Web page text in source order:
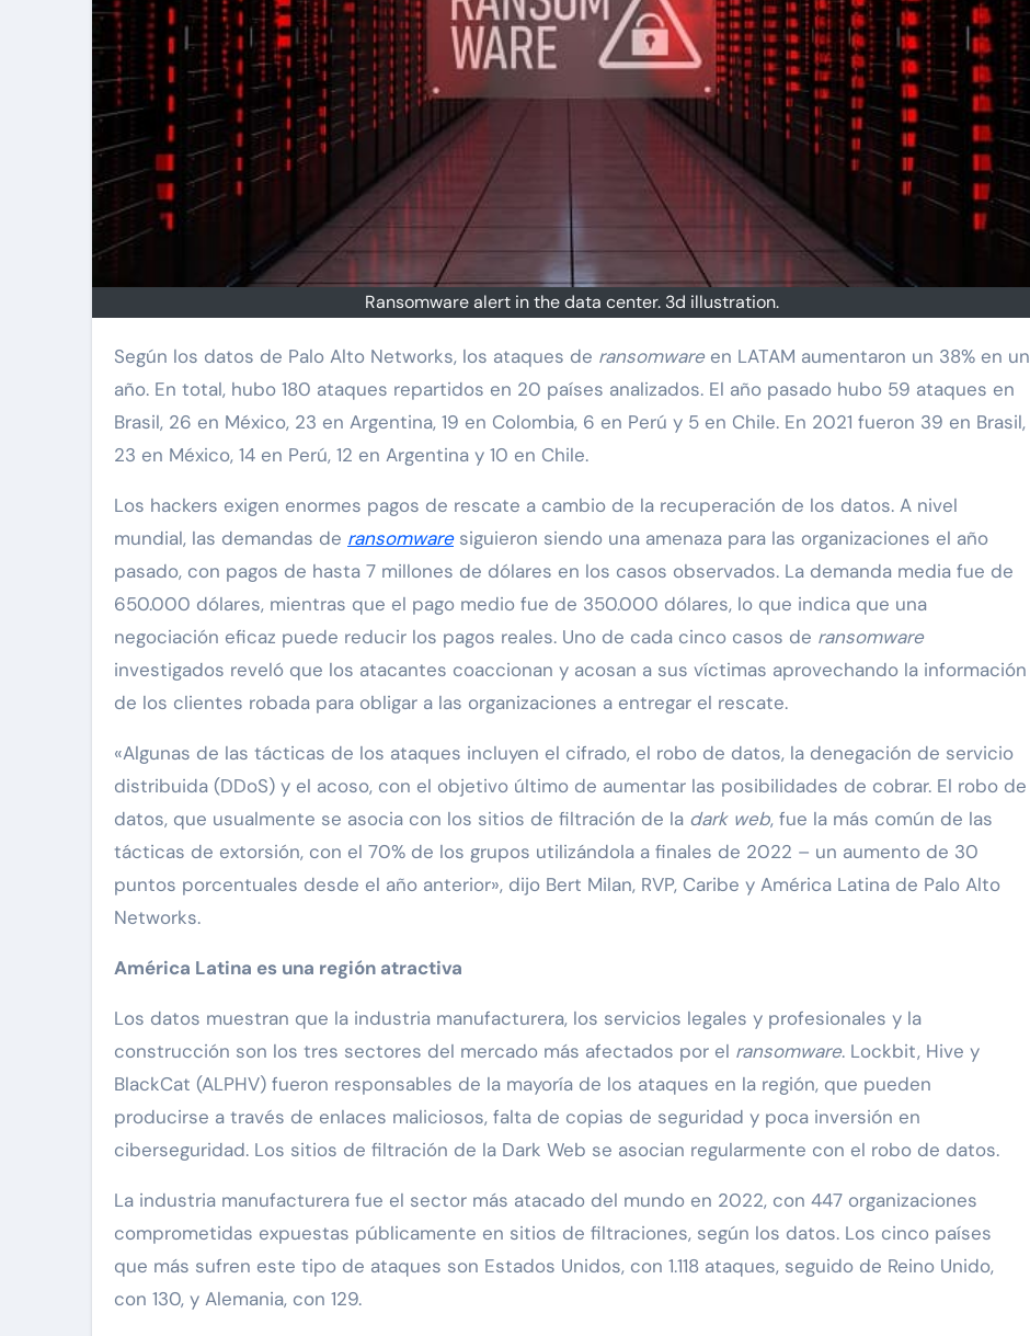
Ransomware alert in the data center. 3d illustration.
Según los datos de Palo Alto Networks, los ataques de ransomwareen LATAM aumentaron un 38% en un
año. En total, hubo 180 ataques repartidos en 20 países analizados. El año pasado hubo 59 ataques en
Brasil, 26 en México, 23 en Argentina, 19 en Colombia, 6 en Perú y 5 en Chile. En 2021 fueron 39 en Brasil,
23 en México, 14 en Perú, 12 en Argentina y 10 en Chile.
Los hackers exigen enormes pagos de rescate a cambio de la recuperación de los datos. A nivel
mundial, las demandas de ransomwaresiguieron siendo una amenaza para las organizaciones el año
pasado, con pagos de hasta 7 millones de dólares en los casos observados. La demanda media fue de
650.000 dólares, mientras que el pago medio fue de 350.000 dólares, lo que indica que una
negociación eficaz puede reducir los pagos reales. Uno de cada cinco casos de ransomware
investigados reveló que los atacantes coaccionan y acosan a sus víctimas aprovechando la información
de los clientes robada para obligar a las organizaciones a entregar el rescate.
«Algunas de las tácticas de los ataques incluyen el cifrado, el robo de datos, la denegación de servicio
distribuida (DDoS) y el acoso, con el objetivo último de aumentar las posibilidades de cobrar. El robo de
datos, que usualmente se asocia con los sitios de filtración de la dark web, fue la más común de las
tácticas de extorsión, con el 70% de los grupos utilizándola a finales de 2022 – un aumento de 30
puntos porcentuales desde el año anterior», dijo Bert Milan, RVP, Caribe y América Latina de Palo Alto
Networks.
América Latina es una región atractiva
Los datos muestran que la industria manufacturera, los servicios legales y profesionales y la
construcción son los tres sectores del mercado más afectados por el ransomware. Lockbit, Hive y
BlackCat (ALPHV) fueron responsables de la mayoría de los ataques en la región, que pueden
producirse a través de enlaces maliciosos, falta de copias de seguridad y poca inversión en
ciberseguridad. Los sitios de filtración de la Dark Web se asocian regularmente con el robo de datos.
La industria manufacturera fue el sector más atacado del mundo en 2022, con 447 organizaciones
comprometidas expuestas públicamente en sitios de filtraciones, según los datos. Los cinco países
que más sufren este tipo de ataques son Estados Unidos, con 1.118 ataques, seguido de Reino Unido,
con 130, y Alemania, con 129.